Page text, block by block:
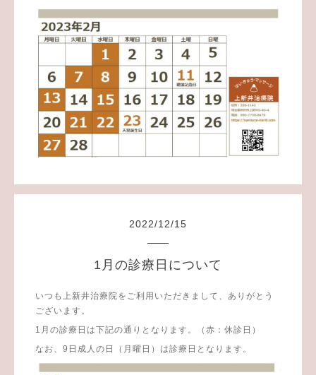
2022/12/15
1月の診療日について
いつも上新井治療院をご利用いただきまして、ありがとう
ございます。
1月の診療日は下記の通りとなります。（赤：休診日）
なお、9日成人の日（月曜日）は診療日となります。